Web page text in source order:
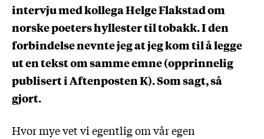
intervju med kollega Helge Flakstad om
norske poeters hyllester til tobakk. I den
forbindelse nevnte jeg at jeg kom til å legge
ut en tekst om samme emne (opprinnelig
publisert i Aftenposten K). Som sagt, så
gjort.
Hvor mye vet vi egentlig om vår egen